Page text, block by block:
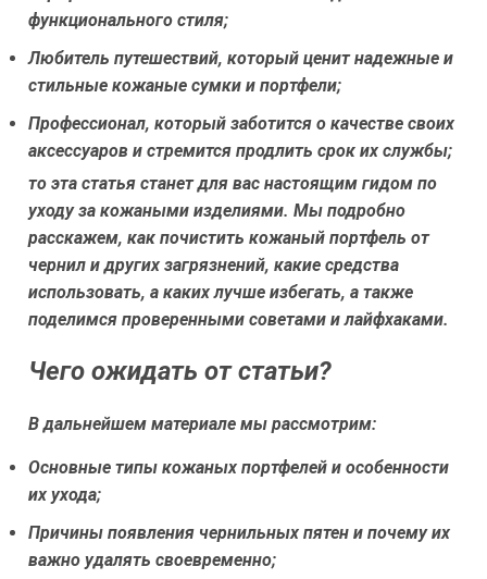
функционального стиля;
Любитель путешествий, который ценит надежные и
стильные кожаные сумки и портфели;
Профессионал, который заботится о качестве своих
аксессуаров и стремится продлить срок их службы;
то эта статья станет для вас настоящим гидом по
уходу за кожаными изделиями. Мы подробно
расскажем, как почистить кожаный портфель от
чернил и других загрязнений, какие средства
использовать, а каких лучше избегать, а также
поделимся проверенными советами и лайфхаками.
Чего ожидать от статьи?
В дальнейшем материале мы рассмотрим:
Основные типы кожаных портфелей и особенности
их ухода;
Причины появления чернильных пятен и почему их
важно удалять своевременно;